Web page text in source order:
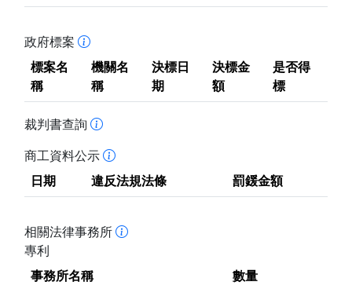
政府標案
標案名
稱
機關名
稱
決標日
期
決標金
額
是否得
標
裁判書查詢
商工資料公示
日期
違反法規法條 罰鍰金額
相關法律事務所
專利
事務所名稱
數量